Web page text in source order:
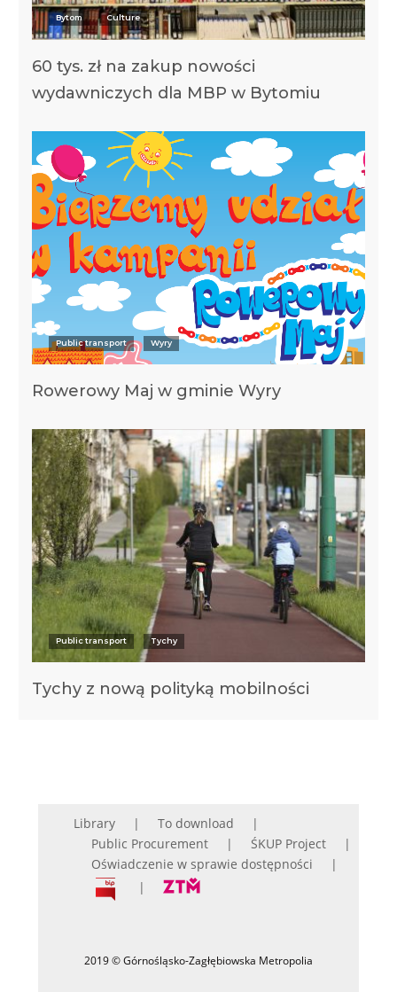
Bytom Culture
60 tys. zł na zakup nowości
wydawniczych dla MBP w Bytomiu
Public transport Wyry
Rowerowy Maj w gminie Wyry
Public transport Tychy
Tychy z nową polityką mobilności
Library
To download
Public Procurement
ŚKUP Project
Oświadczenie w sprawie dostępności
2019 © Górnośląsko-Zagłębiowska Metropolia